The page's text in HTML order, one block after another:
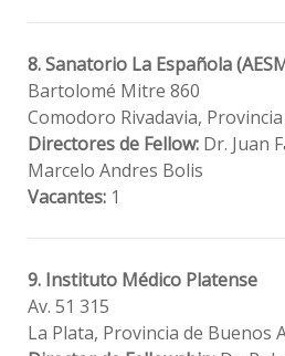
8. Sanatorio La Española
Bartolomé Mitre 860
Comodoro Rivadavia,
Directores de Fellow: Dr. Juan
Marcelo Andres Bolis
Vacantes: 1
9. Instituto Médico Platense
Av. 51 315
La Plata, Provincia de Buenos